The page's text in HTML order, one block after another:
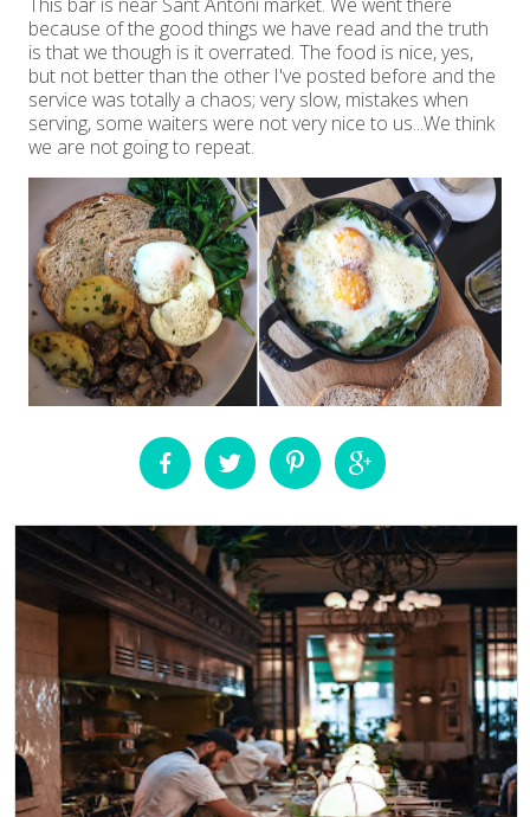
because of the good things we have read and the truth
is that we though is it overrated. The food is nice, yes,
but not better than the other I've posted before and the
service was totally a chaos; very slow, mistakes when
serving, some waiters were not very nice to us...We think
we are not going to repeat.